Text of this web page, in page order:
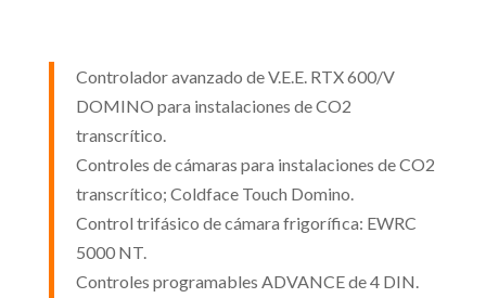
Controlador avanzado de V.E.E. RTX 600/V
DOMINO para instalaciones de CO2
transcrítico.
Controles de cámaras para instalaciones de CO2
transcrítico; Coldface Touch Domino.
Control trifásico de cámara frigorífica: EWRC
5000 NT.
Controles programables ADVANCE de 4 DIN.